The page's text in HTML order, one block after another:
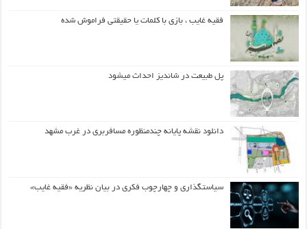
فقیه غایب ، بازی با کلمات یا حقیقتی فراموش شده
پل طبیعت در شاندیز احداث میشود
دانلود نقشه پایانه چندمنظوره مسافربری در غرب مشهد
سیاستگذاری و چهارچوب فکری در بیان نظریه «فقیه غایب»